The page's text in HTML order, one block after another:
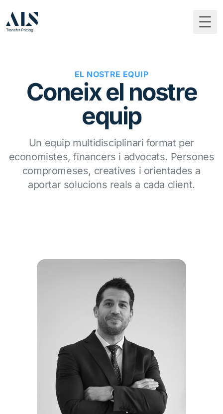
EL NOSTRE EQUIP
Coneix el nostre
equip
Un equip multidisciplinari format per
economistes, financers i advocats. Persones
compromeses, creatives i orientades a
aportar solucions reals a cada client.